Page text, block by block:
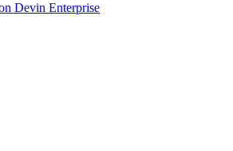
Devin Enterprise